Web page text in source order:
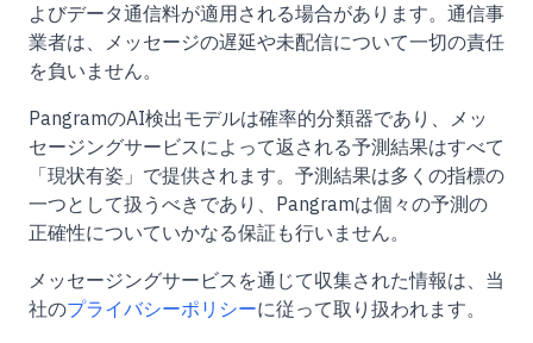
よびデータ通信料が適用される場合があります。通信事
業者は、メッセージの遅延や未配信について一切の責任
を負いません。
PangramのAI検出モデルは確率的分類器であり、メッ
セージングサービスによって返される予測結果はすべて
「現状有姿」で提供されます。予測結果は多くの指標の
一つとして扱うべきであり、Pangramは個々の予測の
正確性についていかなる保証も行いません。
メッセージングサービスを通じて収集された情報は、当
社のプライバシーポリシーに従って取り扱われます。